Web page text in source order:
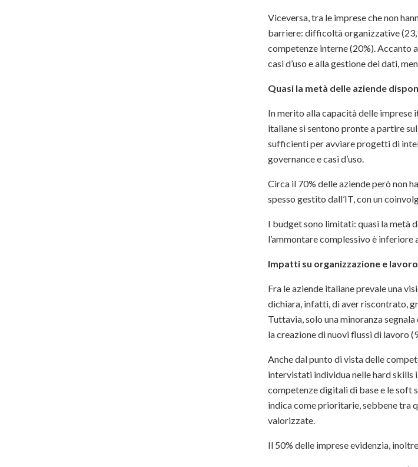
Viceversa, tra le imprese che non
barriere: difficoltà organizzative
competenze interne (20%). Accanto
casi d’uso e alla gestione dei dati,
Quasi la metà delle aziende
In merito alla capacità delle imprese
italiane si sentono pronte a partire
sufficienti per avviare progetti di
governance e casi d’uso.
Circa il 70% delle aziende però non
spesso gestito dall’IT, con un
I budget sono limitati: quasi la metà
l’ammontare complessivo è inferiore
Impatti su organizzazione e lavoro
Fra le aziende italiane prevale una
dichiara, infatti, di aver riscontrato,
Tuttavia, solo una minoranza
la creazione di nuovi flussi di lavoro
Anche dal punto di vista delle
intervistati individua nelle hard
competenze digitali di base e le soft
indica come prioritarie, sebbene tra
valorizzate.
Il 50% delle imprese evidenzia,